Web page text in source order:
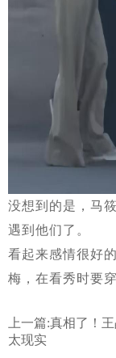
没想到的是，马
遇到他们了。
看起来感情很好
梅，在看秀时要
上一篇:真相了！
太现实